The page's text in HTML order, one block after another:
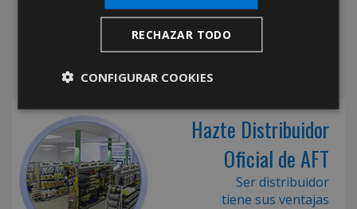
Hazte Distribuidor
Oficial de AFT
Ser distribuidor
tiene sus ventajas
RECHAZAR TODO
CONFIGURAR COOKIES